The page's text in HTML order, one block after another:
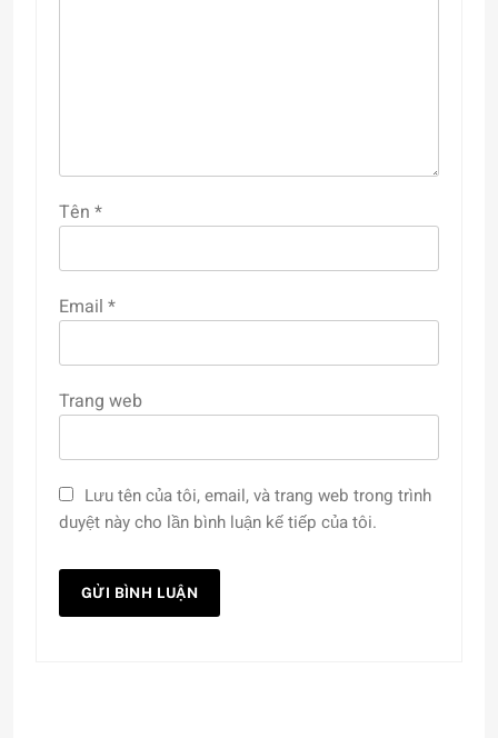
Tên *
Email *
Trang web
Lưu tên của tôi, email, và trang web trong trình
duyệt này cho lần bình luận kế tiếp của tôi.